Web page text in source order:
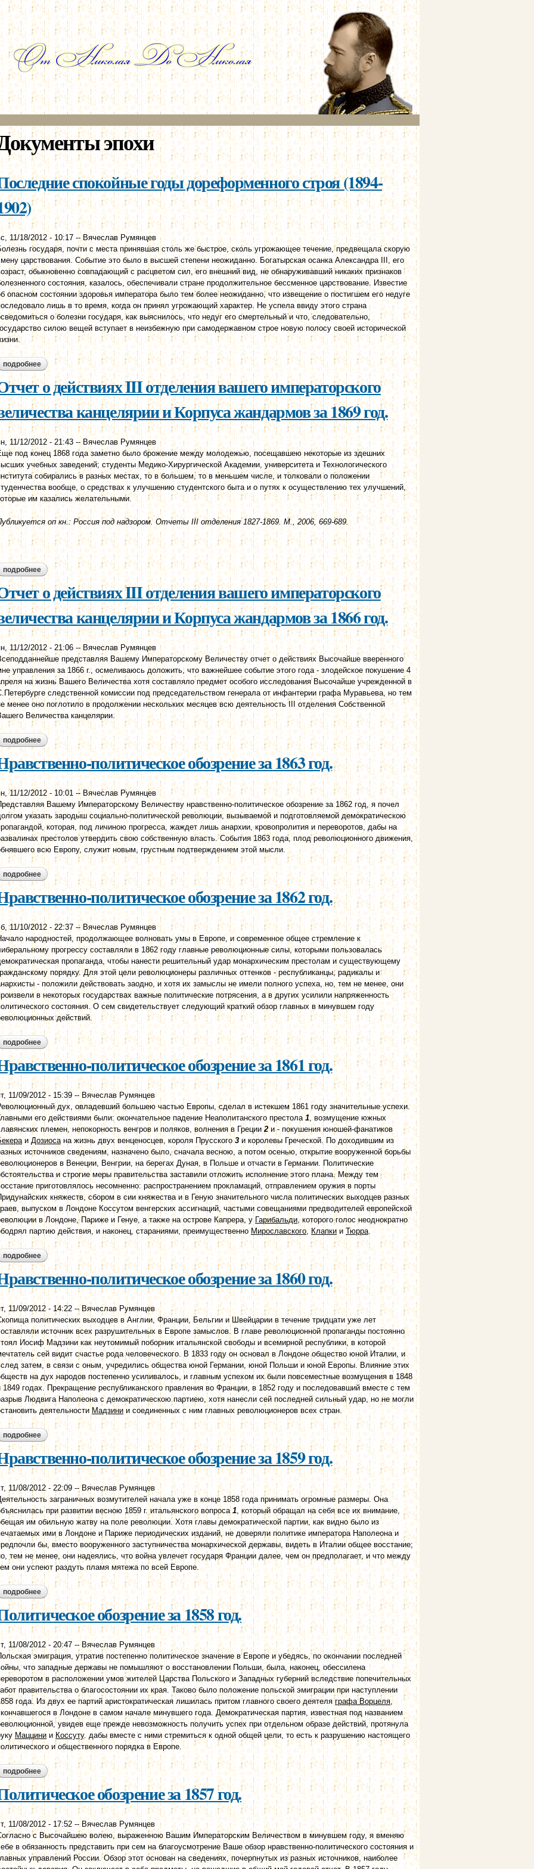
Перейти к
основному
содержанию
эпохи
спокойные годы дореформенного строя (1894-
11/18/2012 - 10:17 --Вячеслав Румянцев
государя, почти с места принявшая столь же быстрое, сколь угрожающее течение, предвещала скорую
царствования. Событие это было в высшей степени неожиданно. Богатырская осанка Александра III, его
обыкновенно совпадающий с расцветом сил, его внешний вид, не обнаруживавший никаких признаков
состояния, казалось, обеспечивали стране продолжительное бессменное царствование. Известие
опасном состоянии здоровья императора было тем более неожиданно, что извещение о постигшем его недуге
лишь в то время, когда он принял угрожающий характер. Не успела ввиду этого страна
о болезни государя, как выяснилось, что недуг его смертельный и что, следовательно,
силою вещей вступает в неизбежную при самодержавном строе новую полосу своей исторической
подробнее о последние спокойные годы дореформенного строя (1894-1902)
о действиях III отделения вашего императорского
канцелярии и Корпуса жандармов за 1869 год.
11/12/2012 - 21:43 --Вячеслав Румянцев
под конец 1868 года заметно было брожение между молодежью, посещавшею некоторые из здешних
учебных заведений; студенты Медико-Хирургической Академии, университета и Технологического
собирались в разных местах, то в большем, то в меньшем числе, и толковали о положении
вообще, о средствах к улучшению студентского быта и о путях к осуществлению тех улучшений,
им казались желательными.
оп кн.: Россия под надзором. Отчеты III отделения 1827-1869. М., 2006, 669-689.
подробнее о отчет о действиях iii отделения вашего императорского величества канцелярии и корпуса жандармов
за 1869 год.
о действиях III отделения вашего императорского
канцелярии и Корпуса жандармов за 1866 год.
11/12/2012 - 21:06 --Вячеслав Румянцев
представляя Вашему Императорскому Величеству отчет о действиях Высочайше вверенного
управления за 1866 г., осмеливаюсь доложить, что важнейшее событие этого года - злодейское покушение 4
на жизнь Вашего Величества хотя составляло предмет особого исследования Высочайше учрежденной в
следственной комиссии под председательством генерала от инфантерии графа Муравьева, но тем
менее оно поглотило в продолжении нескольких месяцев всю деятельность III отделения Собственной
Величества канцелярии.
подробнее о отчет о действиях iii отделения вашего императорского величества канцелярии и корпуса жандармов
за 1866 год.
политическое обозрение за 1863 год.
11/12/2012 - 10:01 --Вячеслав Румянцев
Вашему Императорскому Величеству нравственно-политическое обозрение за 1862 год, я почел
указать зародыш социально-политической революции, вызываемой и подготовляемой демократическою
которая, под личиною прогресса, жаждет лишь анархии, кровопролития и переворотов, дабы на
престолов утвердить свою собственную власть. События 1863 года, плод революционного движения,
всю Европу, служит новым, грустным подтверждением этой мысли.
подробнее о нравственно-политическое обозрение за 1863 год.
политическое обозрение за 1862 год.
11/10/2012 - 22:37 --Вячеслав Румянцев
народностей, продолжающее волновать умы в Европе, и современное общее стремление к
прогрессу составляли в 1862 году главные революционные силы, которыми пользовалась
пропаганда, чтобы нанести решительный удар монархическим престолам и существующему
порядку. Для этой цели революционеры различных оттенков - республиканцы, радикалы и
- положили действовать заодно, и хотя их замыслы не имели полного успеха, но, тем не менее, они
в некоторых государствах важные политические потрясения, а в других усилили напряженность
состояния. О сем свидетельствует следующий краткий обзор главных в минувшем году
действий.
подробнее о нравственно-политическое обозрение за 1862 год.
политическое обозрение за 1861 год.
11/09/2012 - 15:39--Вячеслав Румянцев
дух, овладевший большею частью Европы, сделал в истекшем 1861 году значительные успехи.
его действиями были: окончательное падение Неаполитанского престола1, возмущение южных
племен, непокорность венгров и поляков, волнения в Греции2и - покушения юношей-фанатиков
и Дозиосана жизнь двух венценосцев, короля Прусского3 и королевы Греческой. По доходившим из
источников сведениям, назначено было, сначала весною, а потом осенью, открытие вооруженной борьбы
в Венеции, Венгрии, на берегах Дуная, в Польше и отчасти в Германии. Политические
и строгие меры правительства заставили отложить исполнение этого плана. Между тем
приготовлялось несомненно: распространением прокламаций, отправлением оружия в порты
княжеств, сбором в сии княжества и в Геную значительного числа политических выходцев разных
выпуском в Лондоне Коссутом венгерских ассигнаций, частыми совещаниями предводителей европейской
в Лондоне, Париже и Генуе, а также на острове Капрера, у Гарибальди, которого голос неоднократно
партию действия, и наконец, стараниями, преимущественноМирославского,КлапкииТюрра.
подробнее о нравственно-политическое обозрение за 1861 год.
политическое обозрение за 1860 год.
11/09/2012 - 14:22 --Вячеслав Румянцев
политических выходцев в Англии, Франции, Бельгии и Швейцарии в течение тридцати уже лет
источник всех разрушительных в Европе замыслов. В главе революционной пропаганды постоянно
Иосиф Мадзини как неутомимый поборник итальянской свободы и всемирной республики, в которой
сей видит счастье рода человеческого. В 1833 году он основал в Лондоне общество юной Италии, и
затем, в связи с оным, учредились общества юной Германии, юной Польши и юной Европы. Влияние этих
на дух народов постепенно усиливалось, и главным успехом их были повсеместные возмущения в 1848
1849 годах. Прекращение республиканского правления во Франции, в 1852 году и последовавший вместе с тем
Людвига Наполеона с демократическою партиею, хотя нанесли сей последней сильный удар, но не могли
деятельностиМадзинии соединенных с ним главных революционеров всех стран.
подробнее о нравственно-политическое обозрение за 1860 год.
политическое обозрение за 1859 год.
11/08/2012 - 22:09--Вячеслав Румянцев
заграничных возмутителей начала уже в конце 1858 года принимать огромные размеры. Она
при развитии весною 1859 г. итальянского вопроса 1, который обращал на себя все их внимание,
им обильную жатву на поле революции. Хотя главы демократической партии, как видно было из
ими в Лондоне и Париже периодических изданий, не доверяли политике императора Наполеона и
бы, вместо вооруженного заступничества монархической державы, видеть в Италии общее восстание;
тем не менее, они надеялись, что война увлечет государя Франции далее, чем он предполагает, и что между
они успеют раздуть пламя мятежа по всей Европе.
подробнее о нравственно-политическое обозрение за 1859 год.
обозрение за 1858 год.
11/08/2012 - 20:47--Вячеслав Румянцев
эмиграция, утратив постепенно политическое значение в Европе и убедясь, по окончании последней
что западные державы не помышляют о восстановлении Польши, была, наконец, обессилена
в расположении умов жителей Царства Польского и Западных губерний вследствие попечительных
правительства о благосостоянии их края. Таково было положение польской эмиграции при наступлении
года. Из двух ее партий аристократическая лишилась притом главного своего деятеляграфа Ворцеля,
в Лондоне в самом начале минувшего года. Демократическая партия, известная под названием
увидев еще прежде невозможность получить успех при отдельном образе действий, протянула
МаццинииКоссуту. дабы вместе с ними стремиться к одной общей цели, то есть к разрушению настоящего
и общественного порядка в Европе.
подробнее о политическое обозрение за 1858 год.
обозрение за 1857 год.
11/08/2012 - 17:52--Вячеслав Румянцев
с Высочайшею волею, выраженною Вашим Императорским Величеством в минувшем году, я вменяю
в обязанность представить при сем на благоусмотрение Ваше обзор нравственно-политического состояния и
управлений России. Обзор этот основан на сведениях, почерпнутых из разных источников, наиболее